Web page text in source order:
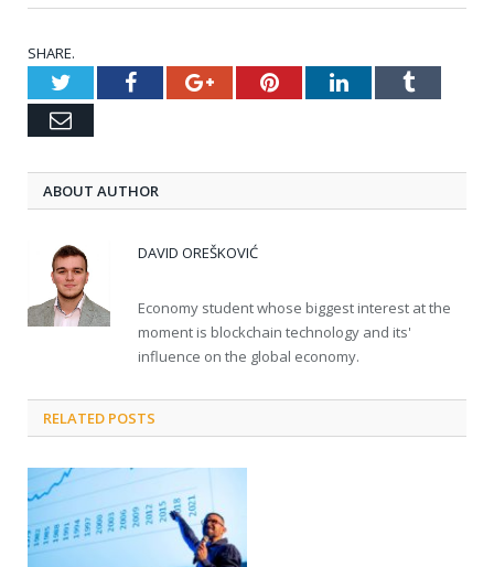
SHARE.
TwitterFacebookGoogle+PinterestLinkedInTumblr
Email
ABOUT AUTHOR
DAVID OREŠKOVIĆ
Economy student whose biggest interest at the
moment is blockchain technology and its'
influence on the global economy.
RELATED POSTS